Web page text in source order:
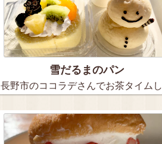
雪だるまのパン
長野市のココラデさんでお茶タイムし